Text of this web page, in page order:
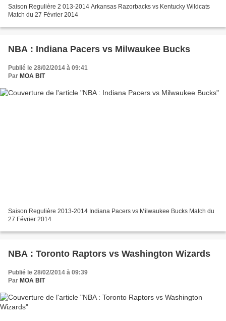
Saison Regulière 2 013-2014 Arkansas Razorbacks vs Kentucky Wildcats
Match du 27 Février 2014
NBA : Indiana Pacers vs Milwaukee Bucks
Publié le 28/02/2014 à 09:41
Par MOA BIT
Saison Regulière 2013-2014 Indiana Pacers vs Milwaukee Bucks Match du
27 Février 2014
NBA : Toronto Raptors vs Washington Wizards
Publié le 28/02/2014 à 09:39
Par MOA BIT